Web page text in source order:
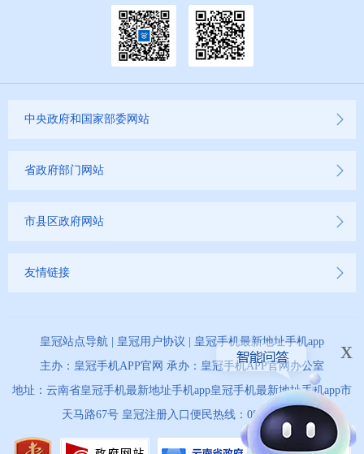
中央政府和国家部委网站
省政府部门网站
市县区政府网站
友情链接
皇冠站点导航 皇冠用户协议
皇冠手机最新地址手机app
主办：皇冠手机APP官网 承办：皇冠手机APP官网办公室
地址：云南省皇冠手机最新地址手机app皇冠手机最新地址手机app市
天马路67号 皇冠注册入口便民热线：0873-12345
x